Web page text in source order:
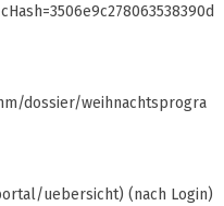
dossier/weihnachtsprogra
uebersicht) (nach Login)